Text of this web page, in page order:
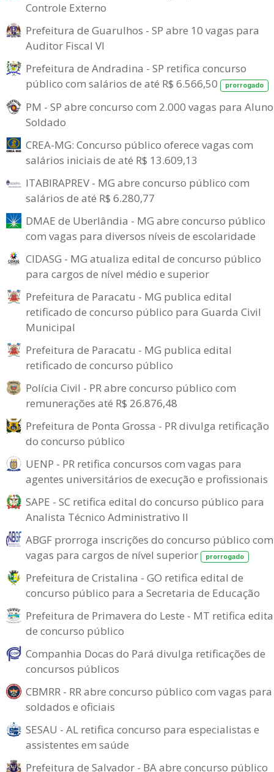
Controle Externo
Prefeitura de Guarulhos - SP abre 10 vagas para
Auditor Fiscal VI
Prefeitura de Andradina - SP retifica concurso
público com salários de até R$ 6.566,50
prorrogado
PM - SP abre concurso com 2.000 vagas para
Soldado
CREA-MG: Concurso público oferece vagas com
salários iniciais de até R$ 13.609,13
ITABIRAPREV - MG abre concurso público com
salários de até R$ 6.280,77
DMAE de Uberlândia - MG abre concurso público
com vagas para diversos níveis de escolaridade
CIDASG - MG atualiza edital de concurso público
para cargos de nível médio e superior
Prefeitura de Paracatu - MG publica edital
retificado de concurso público para Guarda Civil
Municipal
Prefeitura de Paracatu - MG publica edital
retificado de concurso público
Polícia Civil - PR abre concurso público com
remunerações até R$ 26.876,48
Prefeitura de Ponta Grossa - PR divulga retificação
do concurso público
UENP - PR retifica concursos com vagas para
agentes universitários de execução e profissionais
SAPE - SC retifica edital do concurso público para
Analista Técnico Administrativo II
ABGF prorroga inscrições do concurso público com
vagas para cargos de nível superior
prorrogado
Prefeitura de Cristalina - GO retifica edital de
concurso público para a Secretaria de Educação
Prefeitura de Primavera do Leste - MT retifica
de concurso público
Companhia Docas do Pará divulga retificações de
concursos públicos
CBMRR - RR abre concurso público com vagas para
soldados e oficiais
SESAU - AL retifica concurso para especialistas e
assistentes em saúde
Prefeitura de Salvador - BA abre concurso público